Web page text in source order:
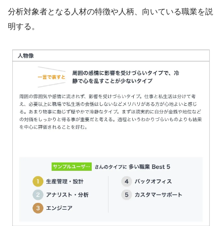
分析対象者となる人材の特徴や人柄、向いている職業を説
明する。